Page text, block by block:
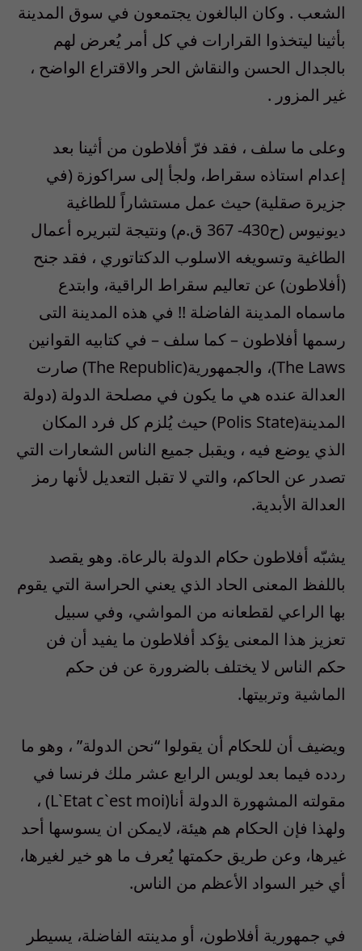
الشعب . وكان البالغون يجتمعون في سوق المدينة
بأثينا ليتخذوا القرارات في كل أمر يُعرض لهم
بالجدال الحسن والنقاش الحر والاقتراع الواضح ،
غير المزور .
وعلى ما سلف ، فقد فرّ أفلاطون من أثينا بعد
إعدام استاذه سقراط، ولجأ إلى سراكوزة (في
جزيرة صقلية) حيث عمل مستشاراً للطاغية
ديونيوس (ح430- 367 ق.م) ونتيجة لتبريره أعمال
الطاغية وتسويغه الاسلوب الدكتاتوري ، فقد جنح
(أفلاطون) عن تعاليم سقراط الراقية، وابتدع
ماسماه المدينة الفاضلة !! في هذه المدينة التى
رسمها أفلاطون – كما سلف – في كتابيه القوانين
The Laws)، والجمهورية(The Republic) صارت
العدالة عنده هي ما يكون في مصلحة الدولة (دولة
المدينة(Polis State) حيث يُلزم كل فرد المكان
الذي يوضع فيه ، ويقبل جميع الناس الشعارات التي
تصدر عن الحاكم، والتي لا تقبل التعديل لأنها رمز
العدالة الأبدية.
يشبّه أفلاطون حكام الدولة بالرعاة. وهو يقصد
باللفظ المعنى الحاد الذي يعني الحراسة التي يقوم
بها الراعي لقطعانه من المواشي، وفي سبيل
تعزيز هذا المعنى يؤكد أفلاطون ما يفيد أن فن
حكم الناس لا يختلف بالضرورة عن فن حكم
الماشية وتربيتها.
ويضيف أن للحكام أن يقولوا “نحن الدولة” ، وهو ما
ردده فيما بعد لويس الرابع عشر ملك فرنسا في
مقولته المشهورة الدولة أنا(L`Etat c`est moi) ،
ولهذا فإن الحكام هم هيئة، لايمكن ان يسوسها أحد
غيرها، وعن طريق حكمتها يُعرف ما هو خير لغيرها،
أي خير السواد الأعظم من الناس.
في جمهورية أفلاطون، أو مدينته الفاضلة، يسيطر